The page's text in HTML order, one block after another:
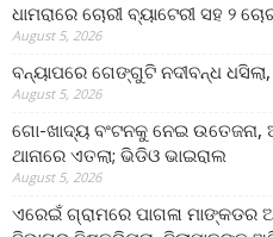
ଧାମରାରେ ଚୋରୀ ବ୍ୟାଟେରୀ ସହ ୨
August 5, 2026
ବନ୍ୟାପରେ ଗେଙ୍ଗୁଟି ନଦୀବନ୍ଧ
August 5, 2026
ଗୋ-ଖାଦ୍ୟ ବଂଟନକୁ ନେଇ
ଥାନାରେ ଏତଲା; ଭିଡିଓ ଭାଇରାଲ
August 5, 2026
ଏରେଇଁ ଗ୍ରାମରେ ପାଗଳା